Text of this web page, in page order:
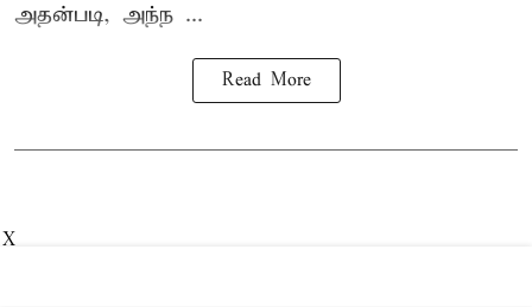
அதன்படி, அந்ந ...
Read More
X